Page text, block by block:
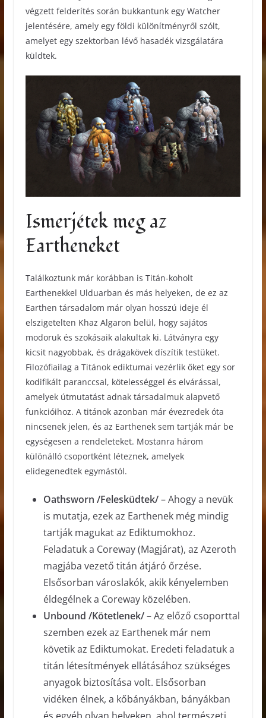
végzett felderítés során bukkantunk egy Watcher
jelentésére, amely egy földi különítményről szólt,
amelyet egy szektorban lévő hasadék vizsgálatára
küldtek.
Ismerjétek meg az
Eartheneket
Találkoztunk már korábban is Titán-koholt
Earthenekkel Ulduarban és más helyeken, de ez az
Earthen társadalom már olyan hosszú ideje él
elszigetelten Khaz Algaron belül, hogy sajátos
modoruk és szokásaik alakultak ki. Látványra egy
kicsit nagyobbak, és drágakövek díszítik testüket.
Filozófiailag a Titánok ediktumai vezérlik őket egy sor
kodifikált paranccsal, kötelességgel és elvárással,
amelyek útmutatást adnak társadalmuk alapvető
funkcióihoz. A titánok azonban már évezredek óta
nincsenek jelen, és az Earthenek sem tartják már be
egységesen a rendeleteket. Mostanra három
különálló csoportként léteznek, amelyek
elidegenedtek egymástól.
Oathsworn /Felesküdtek/– Ahogy a nevük
is mutatja, ezek az Earthenek még mindig
tartják magukat az Ediktumokhoz.
Feladatuk a Coreway (Magjárat), az Azeroth
magjába vezető titán átjáró őrzése.
Elsősorban városlakók, akik kényelemben
éldegélnek a Coreway közelében.
Unbound /Kötetlenek/– Az előző csoporttal
szemben ezek az Earthenek már nem
követik az Ediktumokat. Eredeti feladatuk a
titán létesítmények ellátásához szükséges
anyagok biztosítása volt. Elsősorban
vidéken élnek, a kőbányákban, bányákban